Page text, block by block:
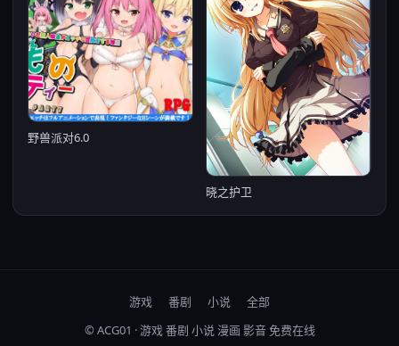
野兽派对6.0
晓之护卫
游戏 番剧 小说
全部
© ACG01 · 游戏 番剧 小说 漫画 影音 免费在线